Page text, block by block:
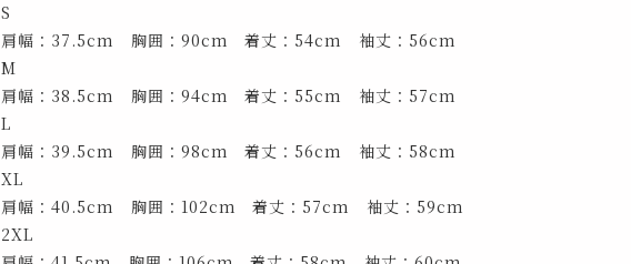
S
肩幅：37.5cm 胸囲：90cm 着丈：54cm 袖丈：56cm
M
肩幅：38.5cm 胸囲：94cm 着丈：55cm 袖丈：57cm
L
肩幅：39.5cm 胸囲：98cm 着丈：56cm 袖丈：58cm
XL
肩幅：40.5cm 胸囲：102cm 着丈：57cm 袖丈：59cm
2XL